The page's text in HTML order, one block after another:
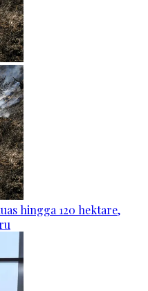
hingga 120 hektare,